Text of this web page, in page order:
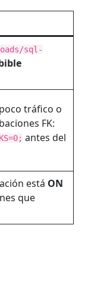
sql-
tráfico o
FK:
antes del
está ON
que